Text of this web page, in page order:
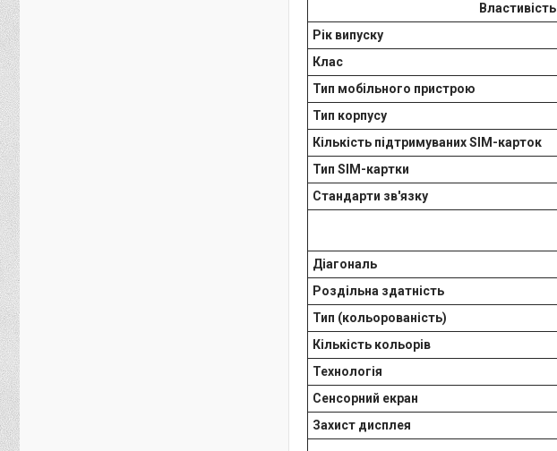
Властивість
Рік випуску
Клас
Тип мобільного пристрою
Тип корпусу
Кількість підтримуваних SIM-карток
Тип SIM-картки
Стандарти зв'язку
Діагональ
Роздільна здатність
Тип (кольорованість)
Кількість кольорів
Технологія
Сенсорний екран
Захист дисплея